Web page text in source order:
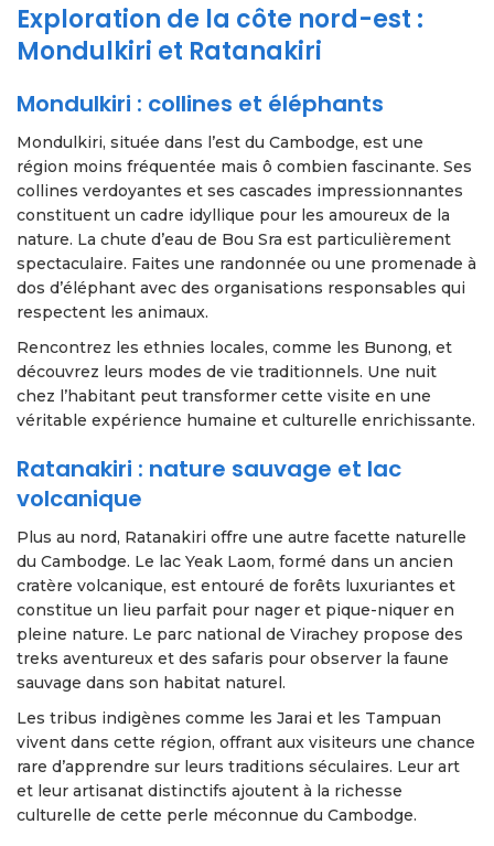
Exploration de la côte nord-est :
Mondulkiri et Ratanakiri
Mondulkiri : collines et éléphants
Mondulkiri, située dans l’est du Cambodge, est une
région moins fréquentée mais ô combien fascinante. Ses
collines verdoyantes et ses cascades impressionnantes
constituent un cadre idyllique pour les amoureux de la
nature. La chute d’eau de Bou Sra est particulièrement
spectaculaire. Faites une randonnée ou une promenade à
dos d’éléphant avec des organisations responsables qui
respectent les animaux.
Rencontrez les ethnies locales, comme les Bunong, et
découvrez leurs modes de vie traditionnels. Une nuit
chez l’habitant peut transformer cette visite en une
véritable expérience humaine et culturelle enrichissante.
Ratanakiri : nature sauvage et lac
volcanique
Plus au nord, Ratanakiri offre une autre facette naturelle
du Cambodge. Le lac Yeak Laom, formé dans un ancien
cratère volcanique, est entouré de forêts luxuriantes et
constitue un lieu parfait pour nager et pique-niquer en
pleine nature. Le parc national de Virachey propose des
treks aventureux et des safaris pour observer la faune
sauvage dans son habitat naturel.
Les tribus indigènes comme les Jarai et les Tampuan
vivent dans cette région, offrant aux visiteurs une chance
rare d’apprendre sur leurs traditions séculaires. Leur art
et leur artisanat distinctifs ajoutent à la richesse
culturelle de cette perle méconnue du Cambodge.